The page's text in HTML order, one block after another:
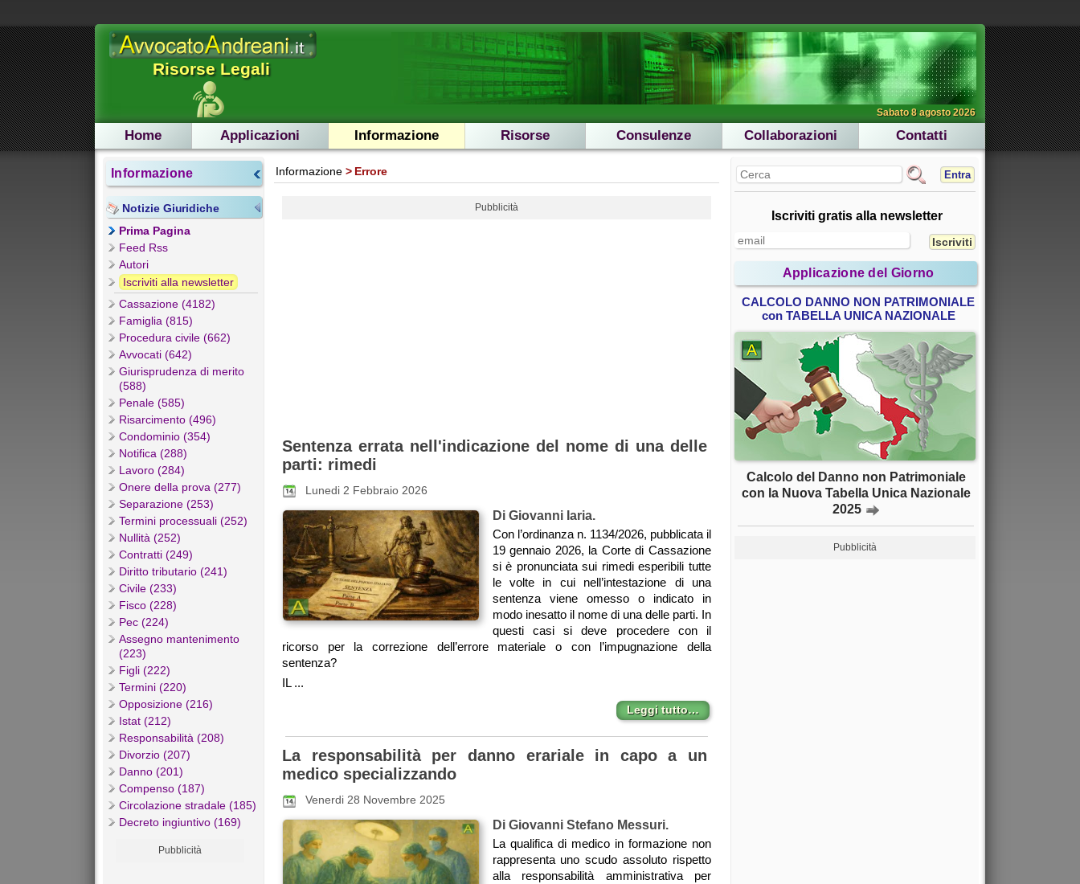
Risorse Legali
Sabato 8 agosto 2026
Home Applicazioni Informazione Risorse Consulenze Collaborazioni Contatti
Informazione
Notizie Giuridiche
Prima Pagina
Feed Rss
Autori
Iscriviti alla newsletter
Cassazione (4182)
Famiglia (815)
Procedura civile (662)
Avvocati (642)
Giurisprudenza di merito
(588)
Penale (585)
Risarcimento (496)
Condominio (354)
Notifica (288)
Lavoro (284)
Onere della prova (277)
Separazione (253)
Termini processuali (252)
Nullità (252)
Contratti (249)
Diritto tributario (241)
Civile (233)
Fisco (228)
Pec (224)
Assegno mantenimento
(223)
Figli (222)
Termini (220)
Opposizione (216)
Istat (212)
Responsabilità (208)
Divorzio (207)
Danno (201)
Compenso (187)
Circolazione stradale (185)
Decreto ingiuntivo (169)
Pubblicità
Informazione Errore
Pubblicità
Sentenza errata nell'indicazione del nome di una delle
parti: rimedi
Lunedi 2 Febbraio 2026
Di Giovanni Iaria.
Con l’ordinanza n. 1134/2026, pubblicata il
19 gennaio 2026, la Corte di Cassazione
si è pronunciata sui rimedi esperibili tutte
le volte in cui nell’intestazione di una
sentenza viene omesso o indicato in
modo inesatto il nome di una delle parti. In
questi casi si deve procedere con il
ricorso per la correzione dell’errore materiale o con l’impugnazione della
sentenza?
IL ...
Leggi tutto…
La responsabilità per danno erariale in capo a un
medico specializzando
Venerdi 28 Novembre 2025
Di Giovanni Stefano Messuri.
La qualifica di medico in formazione non
rappresenta uno scudo assoluto rispetto
alla responsabilità amministrativa per
Entra
Iscriviti gratis alla newsletter
Applicazione del Giorno
CALCOLO DANNO NON PATRIMONIALE
con TABELLA UNICA NAZIONALE
Calcolo del Danno non Patrimoniale
con la Nuova Tabella Unica Nazionale
2025
Pubblicità